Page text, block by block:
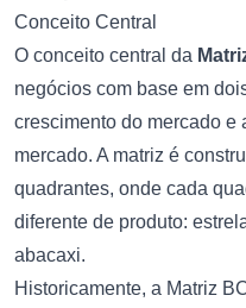
Conceito Central
O conceito central da
negócios com base em
crescimento do mercado e
mercado. A matriz é
quadrantes, onde cada
diferente de produto:
abacaxi.
Historicamente, a Matriz